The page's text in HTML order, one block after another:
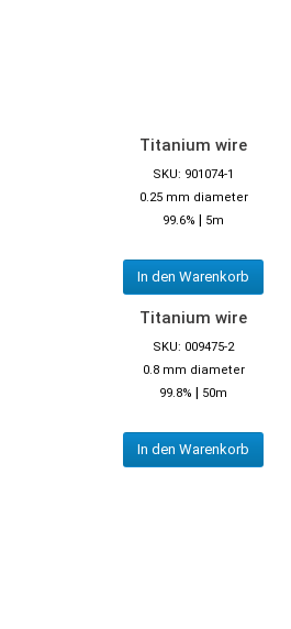
Titanium wire
SKU: 901074-1
0.25 mm diameter
99.6% | 5m
In den Warenkorb
Titanium wire
SKU: 009475-2
0.8 mm diameter
99.8% | 50m
In den Warenkorb